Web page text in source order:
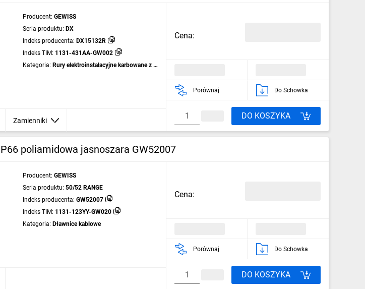
Producent: GEWISS
Seria produktu: DX
Indeks producenta: DX15132R
Indeks TIM: 1131-431AA-GW002
Kategoria: Rury elektroinstalacyjne karbowane z t
Zamienniki
Cena:
Porównaj Do Schowka
DO KOSZYKA
poliamidowa jasnoszara GW52007
Producent: GEWISS
Seria produktu: 50/52 RANGE
Indeks producenta: GW52007
Indeks TIM: 1131-123YY-GW020
Kategoria: Dławnice kablowe
Cena:
Porównaj Do Schowka
DO KOSZYKA